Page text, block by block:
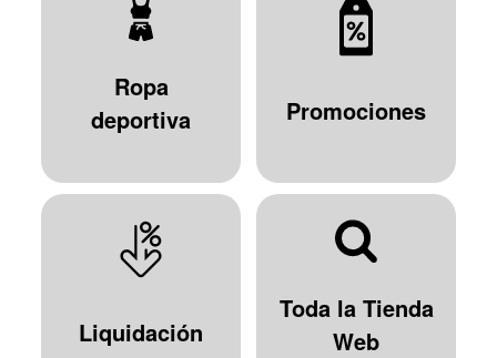
Ropa
deportiva
Promociones
Liquidación
Toda la Tienda
Web